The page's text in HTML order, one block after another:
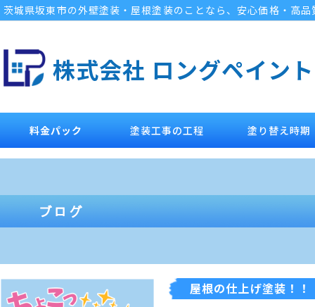
茨城県坂東市の外壁塗装・屋根塗装のことなら、安心価格・高
株式会社 ロングペイント
料金パック 塗装工事の工程 塗り替え時期
屋根の仕上げ塗装！！